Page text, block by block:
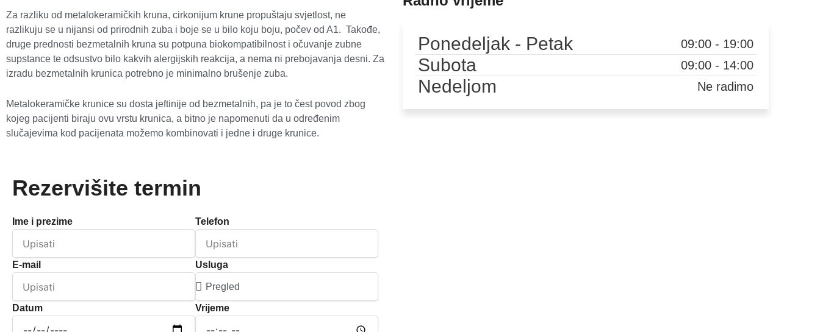
Za razliku od metalokeramičkih kruna, cirkonijum krune propuštaju svjetlost, ne
razlikuju se u nijansi od prirodnih zuba i boje se u bilo koju boju, počev od A1. Takođe,
druge prednosti bezmetalnih kruna su potpuna biokompatibilnost i očuvanje zubne
supstance te odsustvo bilo kakvih alergijskih reakcija, a nema ni prebojavanja desni. Za
izradu bezmetalnih krunica potrebno je minimalno brušenje zuba.
Metalokeramičke krunice su dosta jeftinije od bezmetalnih, pa je to čest povod zbog
kojeg pacijenti biraju ovu vrstu krunica, a bitno je napomenuti da u određenim
slučajevima kod pacijenata možemo kombinovati i jedne i druge krunice.
Rezervišite termin
Ime i prezime Telefon
E-mail Usluga
Datum Vrijeme
Ponedeljak - Petak 09:00 - 19:00
Subota 09:00 - 14:00
Nedeljom Ne radimo